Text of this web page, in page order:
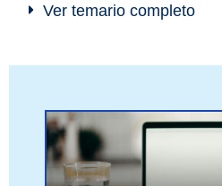
Ver temario completo